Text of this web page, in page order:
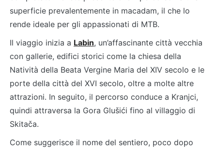
superficie prevalentemente in macadam, il che lo
rende ideale per gli appassionati di MTB.
Il viaggio inizia a Labin, un’affascinante città vecchia
con gallerie, edifici storici come la chiesa della
Natività della Beata Vergine Maria del XIV secolo e le
porte della città del XVI secolo, oltre a molte altre
attrazioni. In seguito, il percorso conduce a Kranjci,
quindi attraversa la Gora Glušići fino al villaggio di
Skitača.
Come suggerisce il nome del sentiero, poco dopo